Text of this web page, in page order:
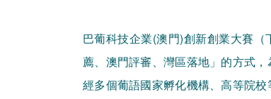
巴葡科技企業(澳門)創新創業大賽（
薦、澳門評審、灣區落地」的方式，
經多個葡語國家孵化機構、高等院